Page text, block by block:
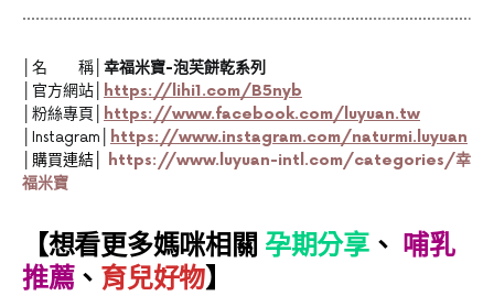
│名 稱│ 幸福米寶-泡芙餅乾系列
│官方網站│
https://lihi1.com/B5nyb
│粉絲專頁│
https://www.facebook.com/luyuan.tw
│Instagram│
https://www.instagram.com/naturmi.luyuan
購買連結│
https://www.luyuan-intl.com/categories/幸
福米寶
【想看更多媽咪相關 孕期分享、 哺乳
推薦、 育兒好物】